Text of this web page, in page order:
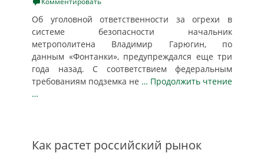
Об уголовной ответственности за огрехи в
системе безопасности начальник
метрополитена Владимир Гарюгин, по
данным «Фонтанки», предупреждался еще три
года назад. С соответствием федеральным
требованиям подземка не … Продолжить чтение
…
Как растет российский рынок